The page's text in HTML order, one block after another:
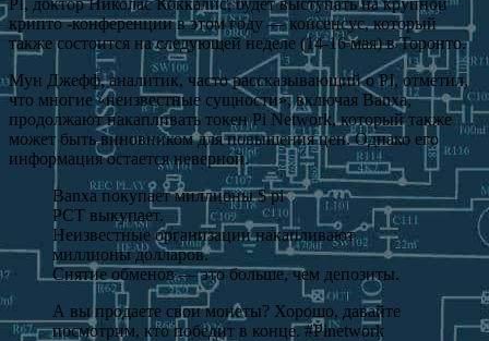
крипто -конференции в этом году — консенсус, который
также состоится на следующей неделе (14-16 мая) в Торонто.
Мун Джефф, аналитик, часто рассказывающий о PI, отметил,
что многие «неизвестные сущности», включая Banxa,
продолжают накапливать токен Pi Network, который также
может быть виновником для повышения цен. Однако его
информация остается неверной.
Banxa покупает миллионы $ pi
PCT выкупает.
Неизвестные организации накапливают
миллионы долларов.
Снятие обменов — это больше, чем депозиты.
А вы продаете свои монеты? Хорошо, давайте
посмотрим, кто победит в конце. #Pinetwork